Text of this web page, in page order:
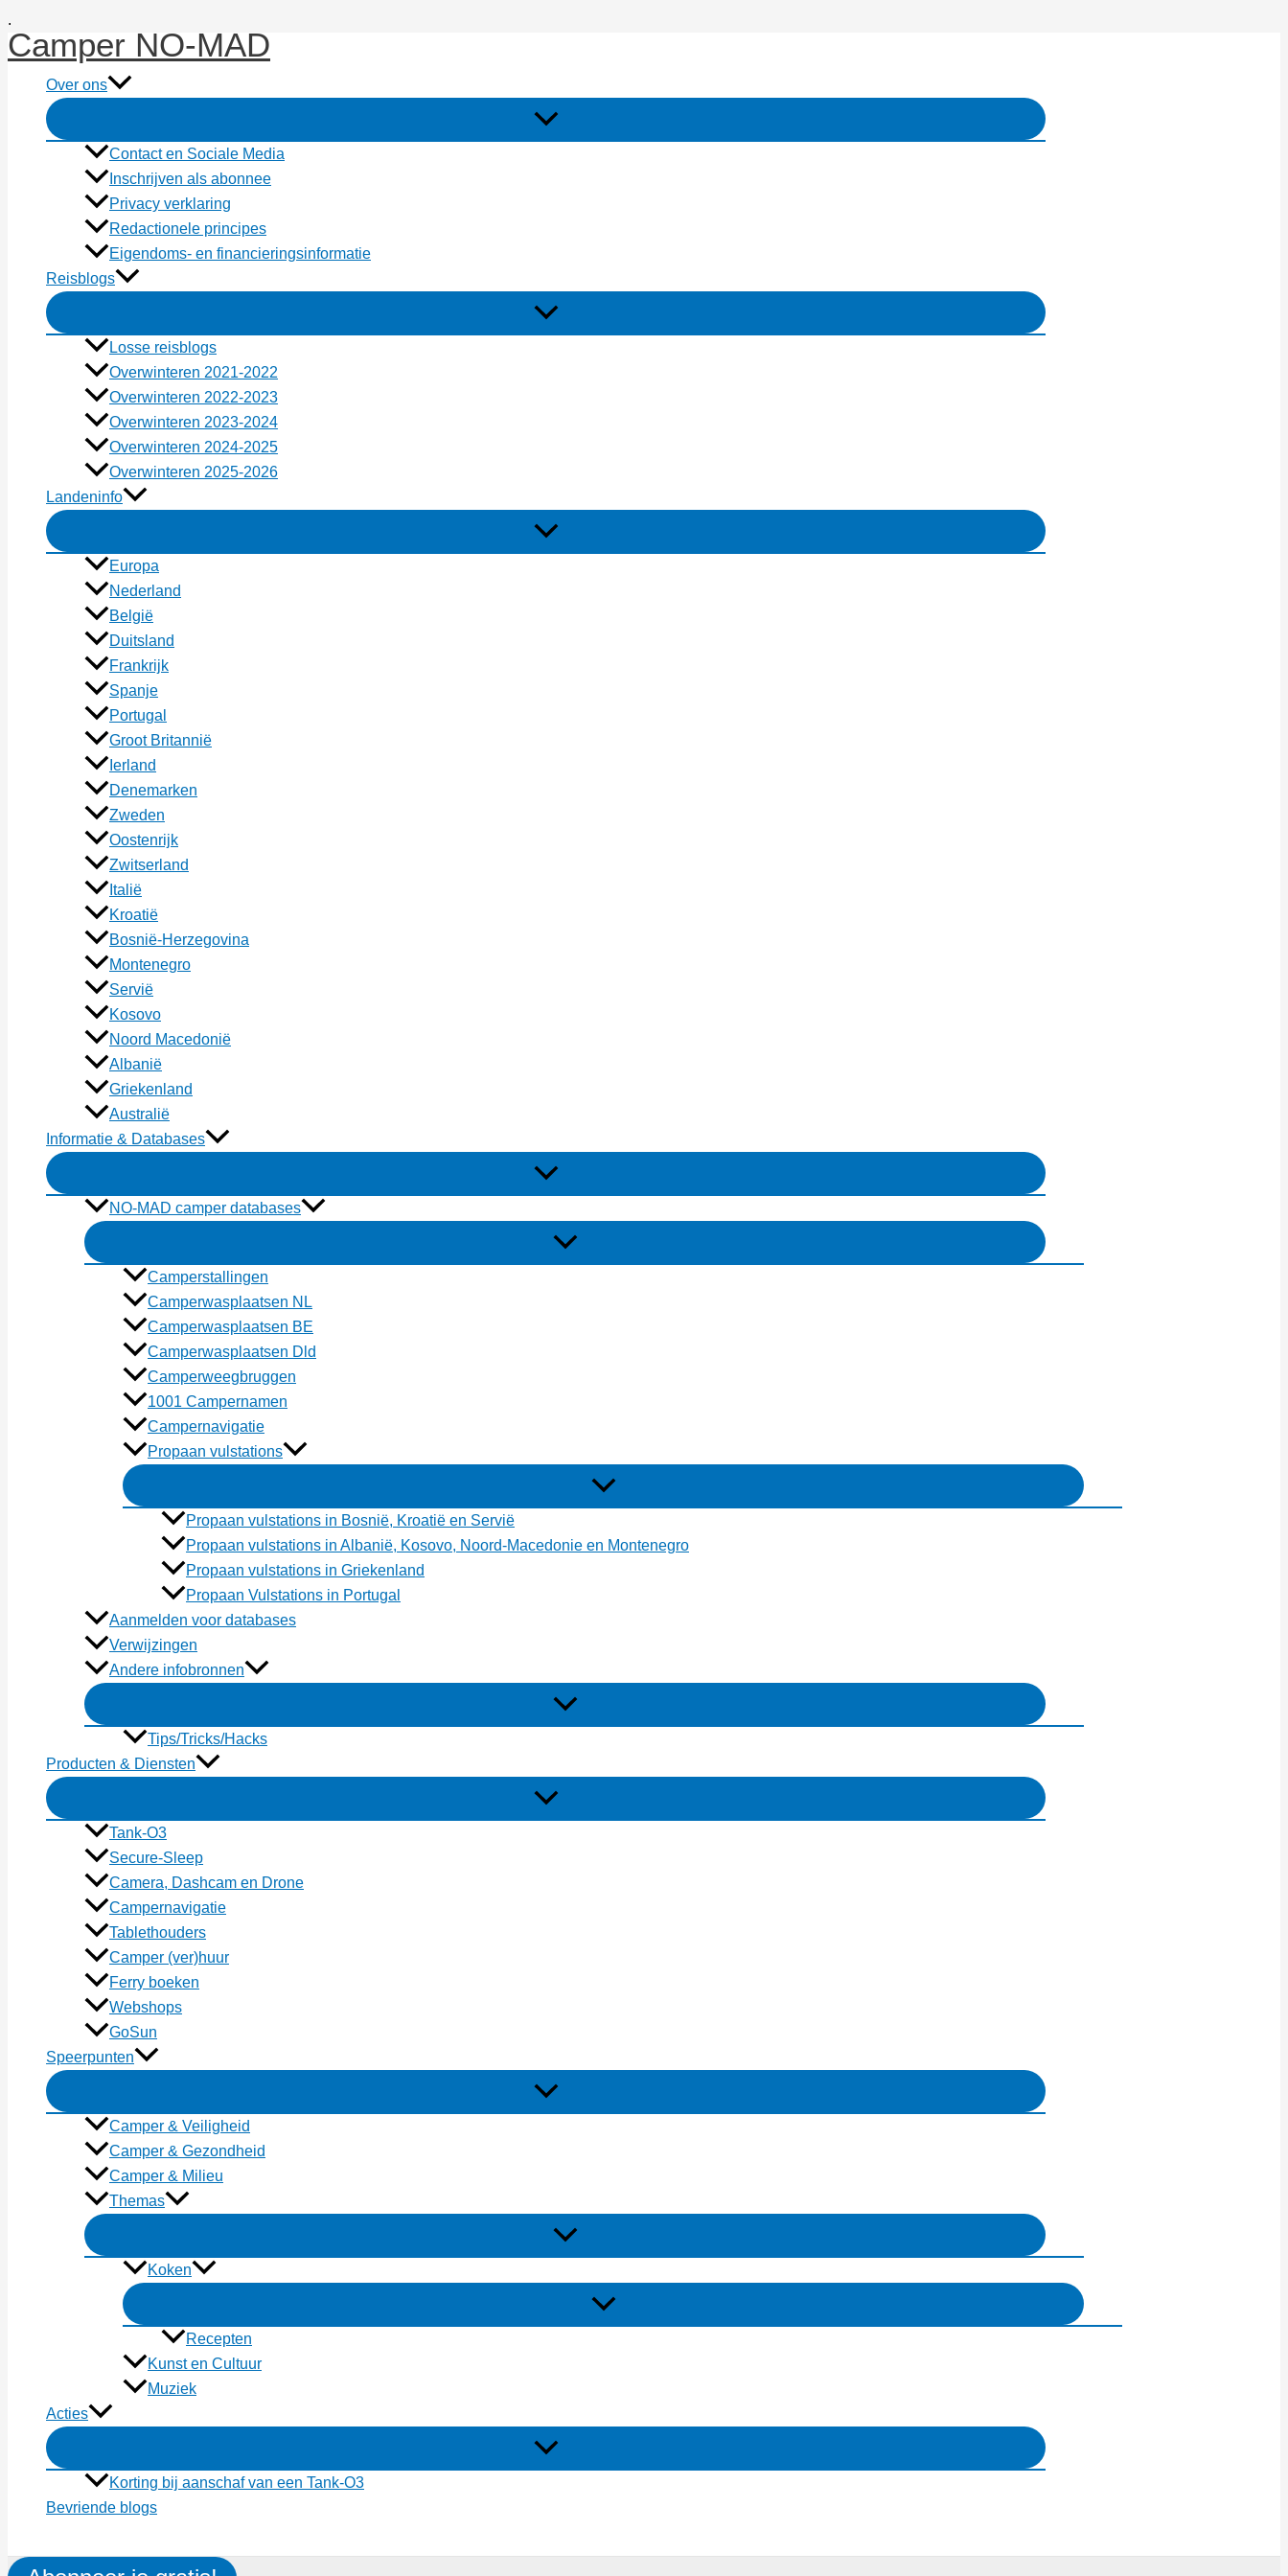
.
naar
inhoud
Camper NO-MAD
Over ons
Contact en Sociale Media
Inschrijven als abonnee
Privacy verklaring
Redactionele principes
Eigendoms- en financieringsinformatie
Reisblogs
Losse reisblogs
Overwinteren 2021-2022
Overwinteren 2022-2023
Overwinteren 2023-2024
Overwinteren 2024-2025
Overwinteren 2025-2026
Landeninfo
Europa
Nederland
België
Duitsland
Frankrijk
Spanje
Portugal
Groot Britannië
Ierland
Denemarken
Zweden
Oostenrijk
Zwitserland
Italië
Kroatië
Bosnië-Herzegovina
Montenegro
Servië
Kosovo
Noord Macedonië
Albanië
Griekenland
Australië
Informatie & Databases
NO-MAD camper databases
Camperstallingen
Camperwasplaatsen NL
Camperwasplaatsen BE
Camperwasplaatsen Dld
Camperweegbruggen
1001 Campernamen
Campernavigatie
Propaan vulstations
Propaan vulstations in Bosnië, Kroatië en Servië
Propaan vulstations in Albanië, Kosovo, Noord-Macedonie en Montenegro
Propaan vulstations in Griekenland
Propaan Vulstations in Portugal
Aanmelden voor databases
Verwijzingen
Andere infobronnen
Tips/Tricks/Hacks
Producten & Diensten
Tank-O3
Secure-Sleep
Camera, Dashcam en Drone
Campernavigatie
Tablethouders
Camper (ver)huur
Ferry boeken
Webshops
GoSun
Speerpunten
Camper & Veiligheid
Camper & Gezondheid
Camper & Milieu
Themas
Koken
Recepten
Kunst en Cultuur
Muziek
Acties
Korting bij aanschaf van een Tank-O3
Bevriende blogs